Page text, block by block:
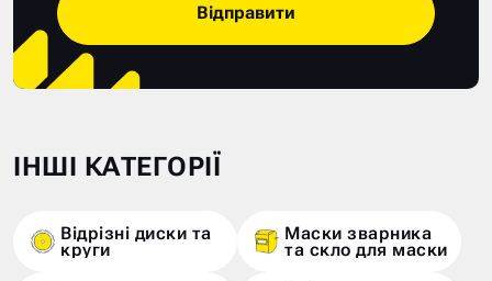
Відправити
ІНШІ КАТЕГОРІЇ
Відрізні диски та
круги
Маски зварника
та скло для маски